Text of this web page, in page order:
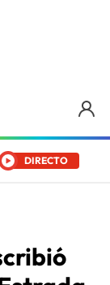
DIRECTO